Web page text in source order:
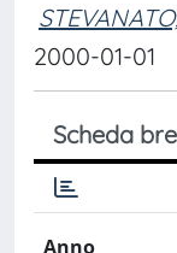
2000-01-01
Scheda
Anno